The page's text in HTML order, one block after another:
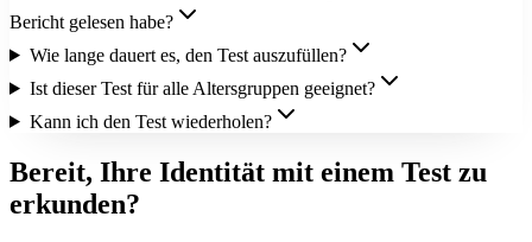
Bericht gelesen habe?
Wie lange dauert es, den Test auszufüllen?
Ist dieser Test für alle Altersgruppen geeignet?
Kann ich den Test wiederholen?
Bereit, Ihre Identität mit einem Test zu
erkunden?